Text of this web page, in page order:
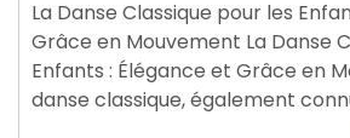
La Danse Classique pour les
Grâce en Mouvement La Danse
Enfants : Élégance et Grâce en
danse classique, également